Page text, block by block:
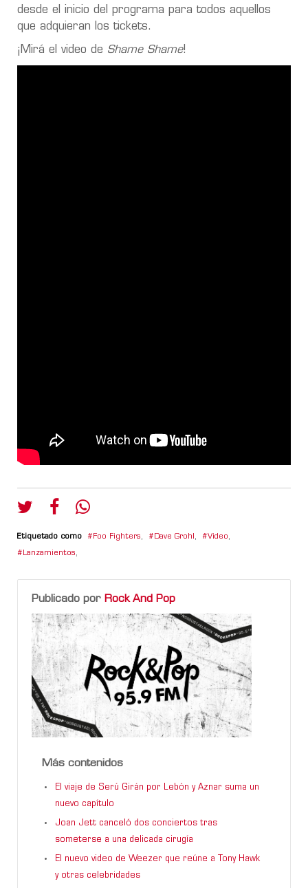
desde el inicio del programa para todos aquellos
que adquieran los tickets.
¡Mirá el video de Shame Shame!
Etiquetado como Foo Fighters, Dave Grohl , Video,
Lanzamientos,
Publicado por Rock And Pop
Más contenidos
El viaje de Serú Girán por Lebón y Aznar suma un
nuevo capítulo
Joan Jett canceló dos conciertos tras
someterse a una delicada cirugía
El nuevo video de Weezer que reúne a Tony Hawk
y otras celebridades